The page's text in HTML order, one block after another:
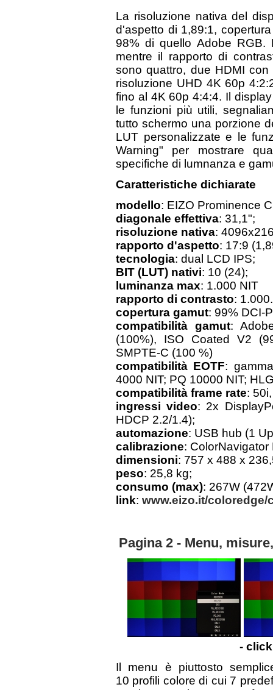
La risoluzione nativa del
d'aspetto di 1,89:1,
98% di quello Adobe
mentre il rapporto di
sono quattro, due HDMI
risoluzione UHD 4K 60p
fino al 4K 60p 4:4:4. Il
le funzioni più utili,
tutto schermo una porzione
LUT personalizzate e le
Warning" per mostrare
specifiche di lumnanza e
Caratteristiche dichiarate
modello: EIZO Prominence
diagonale effettiva: 31,1";
risoluzione nativa:
rapporto d'aspetto: 17:9
tecnologia: dual LCD IPS;
BIT (LUT) nativi: 10 (24);
luminanza max: 1.000 NIT
rapporto di contrasto:
copertura gamut: 99% DCI-
compatibilità gamut:
(100%), ISO Coated V2
SMPTE-C (100 %)
compatibilità EOTF:
4000 NIT; PQ 10000 NIT;
compatibilità frame rate:
ingressi video: 2x
HDCP 2.2/1.4);
automazione: USB hub (1
calibrazione: ColorNavigator
dimensioni: 757 x 488 x
peso: 25,8 kg;
consumo (max): 267W
link: www.eizo.it/coloredge/
Pagina 2 - Menu,
-
Il menu è piuttosto
10 profili colore di cui 7